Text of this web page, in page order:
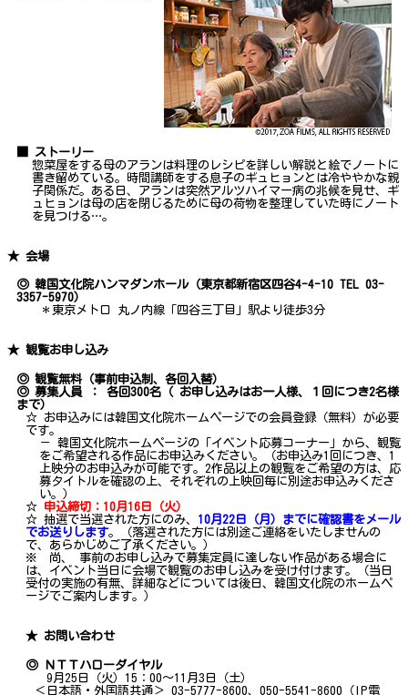
■ ストーリー
惣菜屋をする母のアランは料理のレシピを詳しい解説と絵でノートに
書き留めている。時間講師をする息子のギュヒョンとは冷ややかな親
子関係だ。ある日、アランは突然アルツハイマー病の兆候を見せ、ギ
ュヒョンは母の店を閉じるために母の荷物を整理していた時にノート
を見つける…。
★ 会場
◎ 韓国文化院ハンマダンホール（東京都新宿区四谷4-4-10 TEL 03-
3357-5970）
＊東京メトロ 丸ノ内線「四谷三丁目」駅より徒歩3分
★ 観覧お申し込み
◎ 観覧無料（事前申込制、各回入替）
◎ 募集人員 ： 各回300名（ お申し込みはお一人様、１回につき2名様
まで）
☆ お申込みには韓国文化院ホームページでの会員登録（無料）が必要
です。
－ 韓国文化院ホームページの「イベント応募コーナー」から、観覧
をご希望される作品にお申込みください。（お申込み1回につき、1
上映分のお申込みが可能です。2作品以上の観覧をご希望の方は、応
募タイトルを確認の上、それぞれの上映回毎に別途お申込みくださ
い。）
☆ 申込締切：10月16日（火）
☆ 抽選で当選された方にのみ、 10月22日（月）までに確認書をメール
でお送りします。（落選された方には別途ご連絡をいたしませんの
で、あらかじめご了承ください。）
※ 尚、 事前のお申し込みで募集定員に達しない作品がある場合に
は、イベント当日に会場で観覧のお申し込みを受け付けます。（当日
受付の実施の有無、詳細などについては後日、韓国文化院のホームペ
ージでご案内します。）
★ お問い合わせ
◎ ＮＴＴハローダイヤル
9月25日（火）15：00～11月3日（土）
＜日本語・外国語共通＞ 03-5777-8600、050-5541-8600（IP電